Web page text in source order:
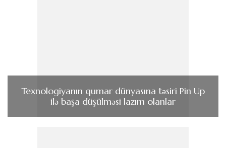
Texnologiyanın qumar dünyasına təsiri Pin Up
ilə başa düşülməsi lazım olanlar